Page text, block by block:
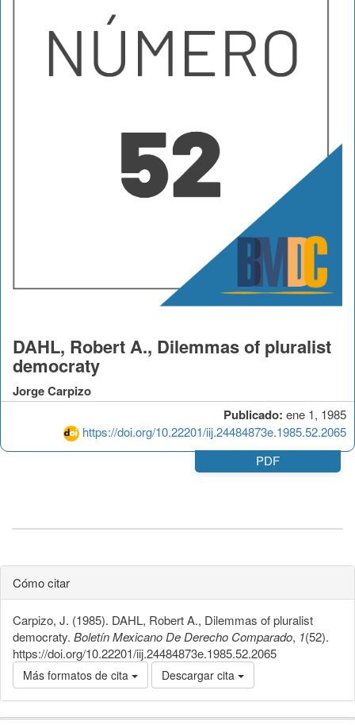
Publicado: ene 1, 1985
https://doi.org/10.22201/iij.24484873e.1985.52.2065
DAHL, Robert A., Dilemmas of pluralist
democraty
Jorge Carpizo
PDF
Cómo citar
Carpizo, J. (1985). DAHL, Robert A., Dilemmas of pluralist
democraty. Boletín Mexicano De Derecho Comparado, 1(52).
https://doi.org/10.22201/iij.24484873e.1985.52.2065
Más formatos de cita Descargar cita